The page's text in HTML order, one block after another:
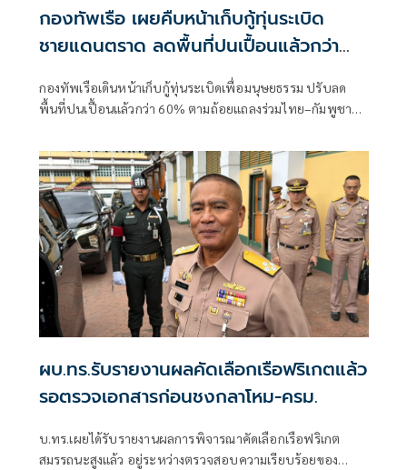
กองทัพเรือ เผยคืบหน้าเก็บกู้ทุ่นระเบิด
ชายแดนตราด ลดพื้นที่ปนเปื้อนแล้วกว่า
กองทัพเรือเดินหน้าเก็บกู้ทุ่นระเบิดเพื่อมนุษยธรรม ปรับลด
พื้นที่ปนเปื้อนแล้วกว่า 60% ตามถ้อยแถลงร่วมไทย–กัมพูชา
ผบ.ทร.รับรายงานผลคัดเลือกเรือฟริเกตแล้ว
รอตรวจเอกสารก่อนชงกลาโหม-ครม.
บ.ทร.เผยได้รับรายงานผลการพิจารณาคัดเลือกเรือฟริเกต
สมรรถนะสูงแล้ว อยู่ระหว่างตรวจสอบความเรียบร้อยของ